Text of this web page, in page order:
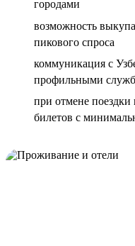
городами
возможность
пикового спроса
коммуникация с
профильными
при отмене поездки
билетов с